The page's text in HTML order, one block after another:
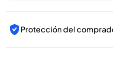
Protección del